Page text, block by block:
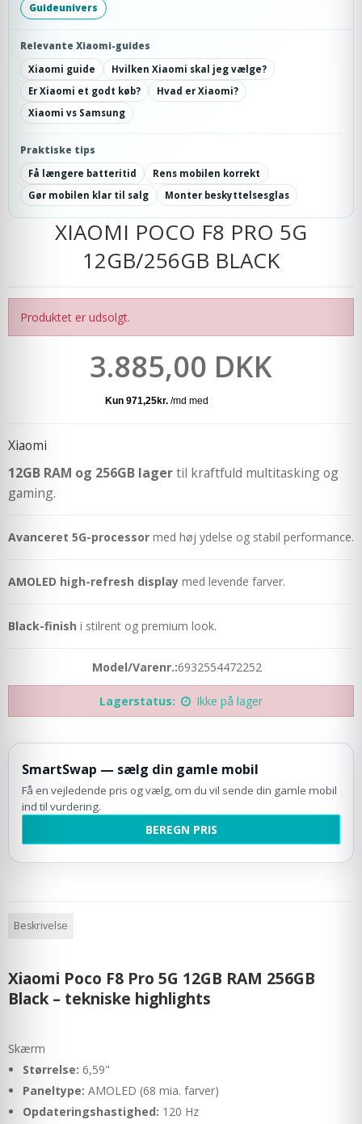
Guideunivers
Relevante Xiaomi-guides
Xiaomi guide
Hvilken Xiaomi skal jeg vælge?
Er Xiaomi et godt køb?
Hvad er Xiaomi?
Xiaomi vs Samsung
Praktiske tips
Få længere batteritid
Rens mobilen korrekt
Gør mobilen klar til salg
Monter beskyttelsesglas
XIAOMI POCO F8 PRO 5G
12GB/256GB BLACK
Produktet er udsolgt.
3.885,00 DKK
Xiaomi
12GB RAM og 256GB lagertil kraftfuld multitasking og
gaming.
Avanceret 5G-processor med høj ydelse og stabil performance.
AMOLED high-refresh display med levende farver.
Black-finish i stilrent og premium look.
Model/Varenr.:6932554472252
Lagerstatus: Ikke på lager
SmartSwap — sælg din gamle mobil
Få en vejledende pris og vælg, om du vil sende din gamle mobil
ind til vurdering.
BEREGN PRIS
Beskrivelse
Xiaomi Poco F8 Pro 5G 12GB RAM 256GB
Black – tekniske highlights
Skærm
Størrelse: 6,59"
Paneltype: AMOLED (68 mia. farver)
Opdateringshastighed: 120 Hz